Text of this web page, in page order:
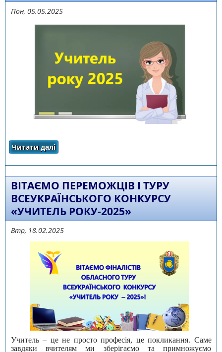
Пон, 05.05.2025
Читати далі
року - 2025»
ВІТАЄМО ПЕРЕМОЖЦІВ І ТУРУ
ВСЕУКРАЇНСЬКОГО КОНКУРСУ
«УЧИТЕЛЬ РОКУ-2025»
Втр, 18.02.2025
Учитель – це не просто професія, це покликання. Саме
завдяки вчителям ми зберігаємо та примножуємо